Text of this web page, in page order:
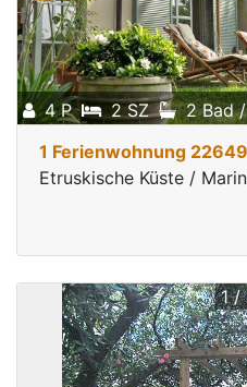
4 P 2 SZ 2 Bad /
1 Ferienwohnung
Etruskische Küste /
1 /